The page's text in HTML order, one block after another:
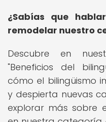
¿Sabías que
remodelar nuestro
Descubre en
"Beneficios del
cómo el bilingüismo
y despierta nuevas
explorar más sobre